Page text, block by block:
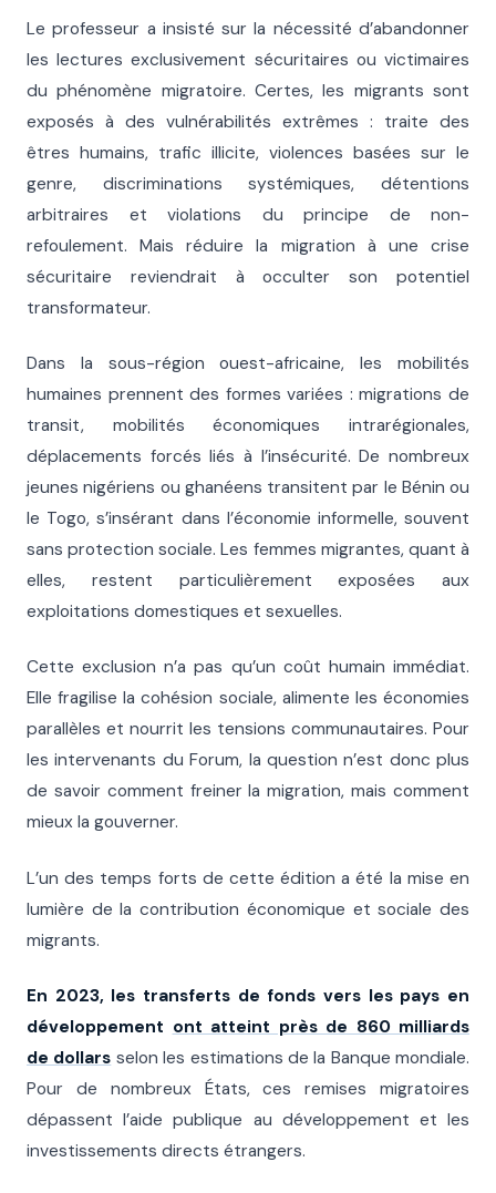
Le professeur a insisté sur la nécessité d’abandonner
les lectures exclusivement sécuritaires ou victimaires
du phénomène migratoire. Certes, les migrants sont
exposés à des vulnérabilités extrêmes : traite des
êtres humains, trafic illicite, violences basées sur le
genre, discriminations systémiques, détentions
arbitraires et violations du principe de non-
refoulement. Mais réduire la migration à une crise
sécuritaire reviendrait à occulter son potentiel
transformateur.
Dans la sous-région ouest-africaine, les mobilités
humaines prennent des formes variées : migrations de
transit, mobilités économiques intrarégionales,
déplacements forcés liés à l’insécurité. De nombreux
jeunes nigériens ou ghanéens transitent par le Bénin ou
le Togo, s’insérant dans l’économie informelle, souvent
sans protection sociale. Les femmes migrantes, quant à
elles, restent particulièrement exposées aux
exploitations domestiques et sexuelles.
Cette exclusion n’a pas qu’un coût humain immédiat.
Elle fragilise la cohésion sociale, alimente les économies
parallèles et nourrit les tensions communautaires. Pour
les intervenants du Forum, la question n’est donc plus
de savoir comment freiner la migration, mais comment
mieux la gouverner.
L’un des temps forts de cette édition a été la mise en
lumière de la contribution économique et sociale des
migrants.
En 2023, les transferts de fonds vers les pays en
développement ont atteint près de 860 milliards
de dollars selon les estimations de la Banque mondiale.
Pour de nombreux États, ces remises migratoires
dépassent l’aide publique au développement et les
investissements directs étrangers.